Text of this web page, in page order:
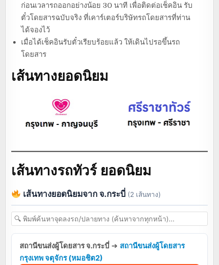
ก่อนเวลารถออกอย่างน้อย 30 นาที เพื่อติดต่อเช็คอิน รับ
ตั๋วโดยสารฉบับจริง ที่เคาร์เตอร์บริษัทรถโดยสารที่ท่าน
ได้จองไว้
เมื่อได้เช็คอินรับตั๋วเรียบร้อยแล้ว ให้เดินไปรอขึ้นรถ
โดยสาร
เส้นทางยอดนิยม
เส้นทางรถทัวร์ ยอดนิยม
เส้นทางยอดนิยมจาก จ.กระบี่ (2 เส้นทาง)
สถานีขนส่งผู้โดยสาร จ.กระบี่ ➔ สถานีขนส่งผู้โดยสาร
กรุงเทพ จตุจักร (หมอชิต2)